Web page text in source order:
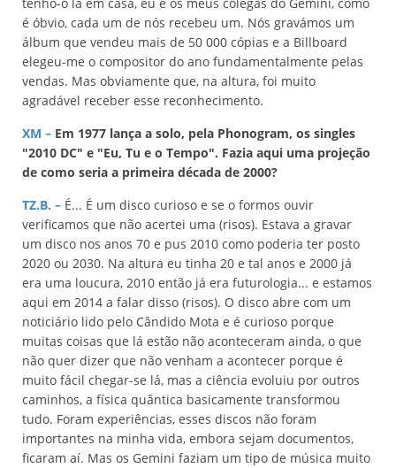
é óbvio, cada um de nós recebeu um. Nós gravámos um
álbum que vendeu mais de 50 000 cópias e a Billboard
elegeu-me o compositor do ano fundamentalmente pelas
vendas. Mas obviamente que, na altura, foi muito
agradável receber esse reconhecimento.
XM – Em 1977 lança a solo, pela Phonogram, os singles
"2010 DC" e "Eu, Tu e o Tempo". Fazia aqui uma projeção
de como seria a primeira década de 2000?
TZ.B. – É... É um disco curioso e se o formos ouvir
verificamos que não acertei uma (risos). Estava a gravar
um disco nos anos 70 e pus 2010 como poderia ter posto
2020 ou 2030. Na altura eu tinha 20 e tal anos e 2000 já
era uma loucura, 2010 então já era futurologia... e estamos
aqui em 2014 a falar disso (risos). O disco abre com um
noticiário lido pelo Cândido Mota e é curioso porque
muitas coisas que lá estão não aconteceram ainda, o que
não quer dizer que não venham a acontecer porque é
muito fácil chegar-se lá, mas a ciência evoluiu por outros
caminhos, a física quântica basicamente transformou
tudo. Foram experiências, esses discos não foram
importantes na minha vida, embora sejam documentos,
ficaram aí. Mas os Gemini faziam um tipo de música muito